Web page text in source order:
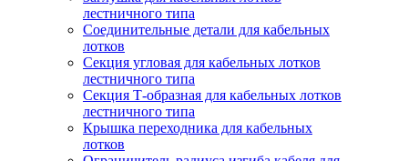
лестничного типа
Соединительные детали для кабельных
лотков
Секция угловая для кабельных лотков
лестничного типа
Секция Т-образная для кабельных лотков
лестничного типа
Крышка переходника для кабельных
лотков